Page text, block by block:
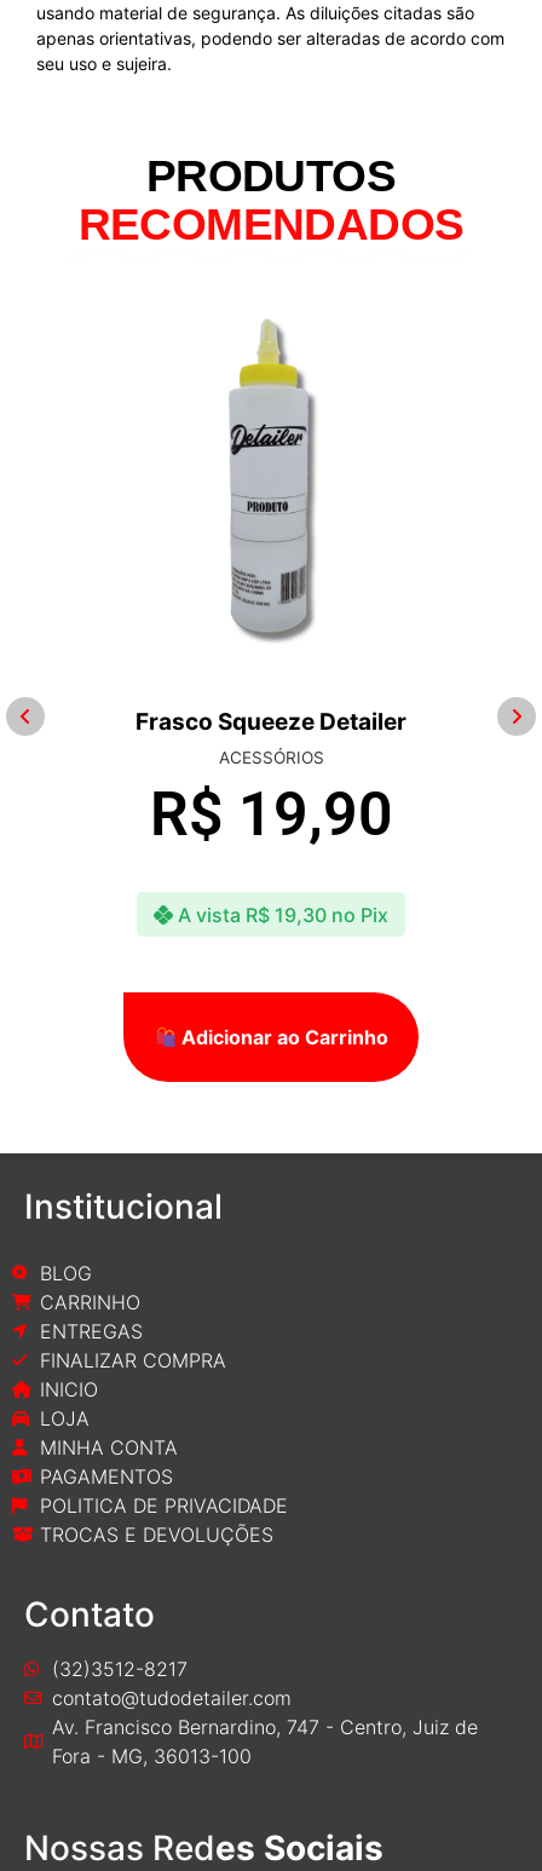
usando material de segurança. As diluições citadas são
apenas orientativas, podendo ser alteradas de acordo com
seu uso e sujeira.
PRODUTOS
RECOMENDADOS
Frasco Squeeze Detailer
ACESSÓRIOS
R$ 19,90
A vista R$ 19,30 no Pix
Adicionar ao Carrinho
Institucional
BLOG
CARRINHO
ENTREGAS
FINALIZAR COMPRA
INICIO
LOJA
MINHA CONTA
PAGAMENTOS
POLITICA DE PRIVACIDADE
TROCAS E DEVOLUÇÕES
Contato
(32)3512-8217
contato@tudodetailer.com
Av. Francisco Bernardino, 747 - Centro, Juiz de
Fora - MG, 36013-100
Nossas Redes Sociais